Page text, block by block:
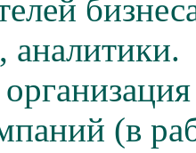
аналитики.
(в